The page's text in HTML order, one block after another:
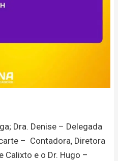
Dra. Denise – Delegada
– Contadora, Diretora
Calixto e o Dr. Hugo –